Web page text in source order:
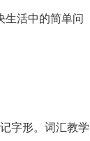
生活中的简单问
字形。词汇教学